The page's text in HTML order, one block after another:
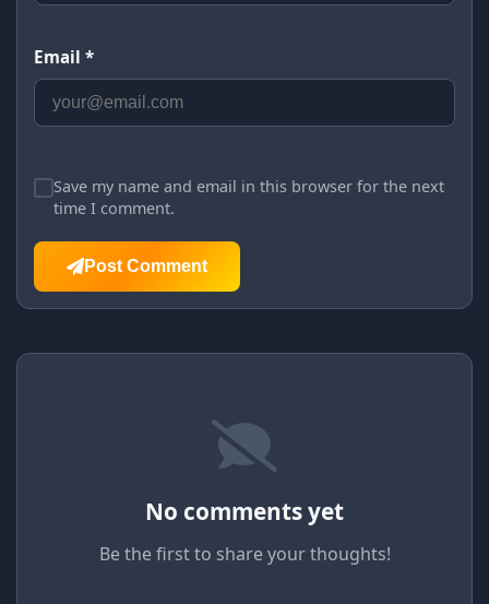
Email *
Save my name and email in this browser for the next
time I comment.
Post Comment
No comments yet
Be the first to share your thoughts!